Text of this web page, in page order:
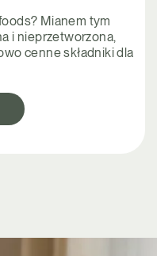
Mianem tym
i nieprzetworzona,
cenne składniki dla